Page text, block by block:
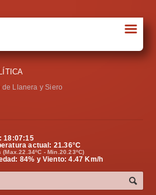
☰
Llanera y Siero
18:07:15
actual: 21.36°C
(Max.22.34ºC - Min.20.23ºC)
84% y Viento: 4.47 Km/h